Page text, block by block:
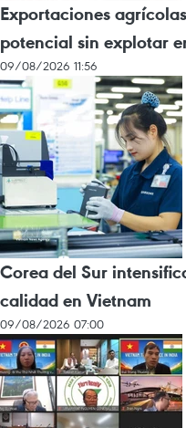
Exportaciones
potencial sin explotar
09/08/2026 11:56
Corea del Sur
calidad en Vietnam
09/08/2026 07:00